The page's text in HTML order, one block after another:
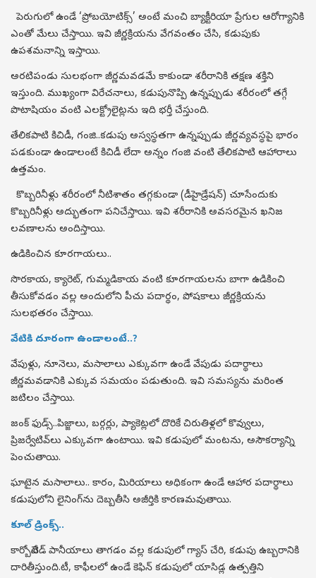
పెరుగులో ఉండే ‘ప్రోబయోటిక్స్’ అంటే మంచి బ్యాక్టీరియా ప్రేగుల ఆరోగ్యానికి
ఎంతో మేలు చేస్తాయి. ఇవి జీర్ణక్రియను వేగవంతం చేసి, కడుపుకు
ఉపశమనాన్ని ఇస్తాయి.
అరటిపండు సులభంగా జీర్ణమవడమే కాకుండా శరీరానికి తక్షణ శక్తిని
ఇస్తుంది. ముఖ్యంగా విరేచనాలు, కడుపునొప్పి ఉన్నప్పుడు శరీరంలో తగ్గే
పొటాషియం వంటి ఎలక్ట్రోలైట్లను ఇది భర్తీ చేస్తుంది.
తేలికపాటి కిచిడీ, గంజి..కడుపు అస్వస్థతగా ఉన్నప్పుడు జీర్ణవ్యవస్థపై భారం
పడకుండా ఉండాలంటే కిచిడీ లేదా అన్నం గంజి వంటి తేలికపాటి ఆహారాలు
ఉత్తమం.
కొబ్బరినీళ్లు శరీరంలో నీటిశాతం తగ్గకుండా (డీహైడ్రేషన్) చూసేందుకు
కొబ్బరినీళ్లు అద్భుతంగా పనిచేస్తాయి. ఇవి శరీరానికి అవసరమైన ఖనిజ
లవణాలను అందిస్తాయి.
ఉడికించిన కూరగాయలు..
సొరకాయ, క్యారెట్, గుమ్మడికాయ వంటి కూరగాయలను బాగా ఉడికించి
తీసుకోవడం వల్ల అందులోని పీచు పదార్థం, పోషకాలు జీర్ణక్రియను
సులభతరం చేస్తాయి.
వేటికి దూరంగా ఉండాలంటే..?
వేపుళ్లు, నూనెలు, మసాలాలు ఎక్కువగా ఉండే వేపుడు పదార్థాలు
జీర్ణమవడానికి ఎక్కువ సమయం పడుతుంది. ఇవి సమస్యను మరింత
జటిలం చేస్తాయి.
జంక్ ఫుడ్స్..పిజ్జాలు, బర్గర్లు, ప్యాకెట్లలో దొరికే చిరుతిళ్లలో కొవ్వులు,
ప్రిజర్వేటివ్‌లు ఎక్కువగా ఉంటాయి. ఇవి కడుపులో మంటను, అసౌకర్యాన్ని
పెంచుతాయి.
ఘాటైన మసాలాలు.. కారం, మిరియాలు అధికంగా ఉండే ఆహార పదార్థాలు
కడుపులోని లైనింగ్‌ను దెబ్బతీసి అజీర్తికి కారణమవుతాయి.
కూల్ డ్రింక్స్..
కార్బోనేటెడ్ పానీయాలు తాగడం వల్ల కడుపులో గ్యాస్ చేరి, కడుపు ఉబ్బరానికి
దారితీస్తుంది.టీ, కాఫీలలో ఉండే కెఫిన్ కడుపులో యాసిడ్ల ఉత్పత్తిని